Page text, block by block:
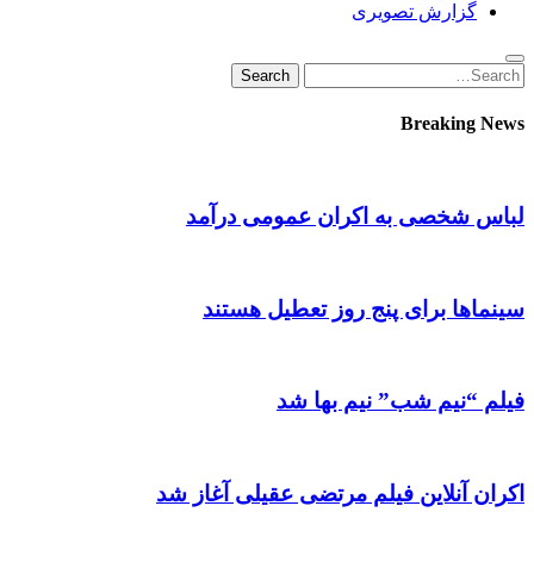
گزارش تصویری
Search
for:
Search
Breaking News
لباس شخصی به اکران عمومی درآمد
سینماها برای پنج‌ روز تعطیل هستند
فیلم “نیم شب” نیم بها شد
اکران آنلاین فیلم مرتضی عقیلی آغاز شد